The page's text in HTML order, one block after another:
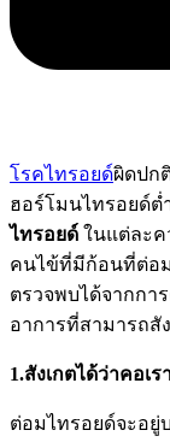
โรคไทรอยด์ผิดปก
ฮอร์โมนไทรอยด์
ไทรอยด์ ในแต่ละค
คนไข้ที่มีก้อนที่ต่อ
ตรวจพบได้จากกา
อาการที่สามารถสั
1.สังเกตได้ว่าคอ
ต่อมไทรอยด์จะอยู่